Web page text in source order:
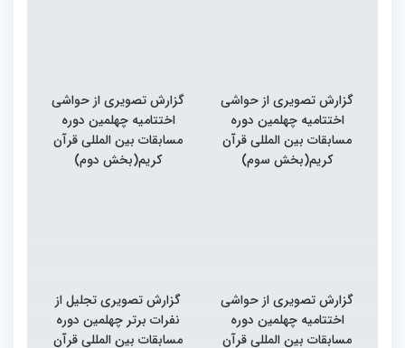
گزارش تصویری از حواشی
اختتامیه چهلمین دوره
مسابقات بین المللی قرآن
کریم(بخش سوم)
گزارش تصویری از حواشی
اختتامیه چهلمین دوره
مسابقات بین المللی قرآن
کریم(بخش دوم)
گزارش تصویری از حواشی
اختتامیه چهلمین دوره
مسابقات بین المللی قرآن
گزارش تصویری تجلیل از
نفرات برتر چهلمین دوره
مسابقات بین المللی قرآن